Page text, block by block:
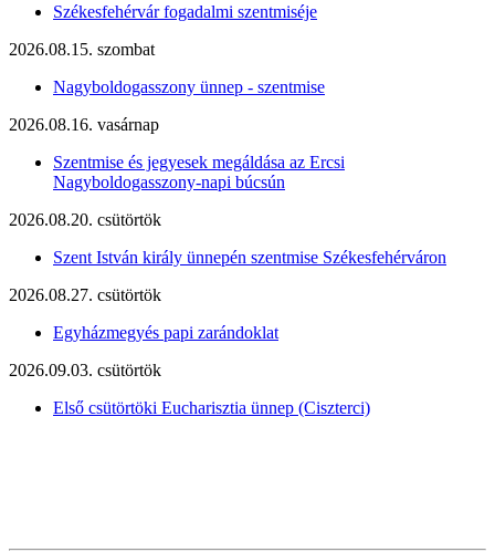
Székesfehérvár fogadalmi szentmiséje
2026.08.15. szombat
Nagyboldogasszony ünnep - szentmise
2026.08.16. vasárnap
Szentmise és jegyesek megáldása az Ercsi
Nagyboldogasszony-napi búcsún
2026.08.20. csütörtök
Szent István király ünnepén szentmise Székesfehérváron
2026.08.27. csütörtök
Egyházmegyés papi zarándoklat
2026.09.03. csütörtök
Első csütörtöki Eucharisztia ünnep (Ciszterci)